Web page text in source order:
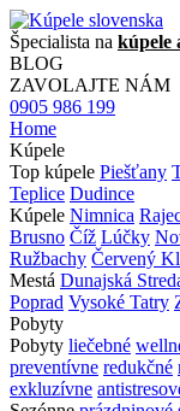
Špecialista na kúpele
BLOG
ZAVOLAJTE NÁM
0905 986 199
Home
Kúpele
Top kúpele Piešťany
Teplice Dudince
Kúpele Nimnica
Brusno Číž Lúčky
Ružbachy Červený
Mestá Dunajská
Poprad Vysoké Tatry
Pobyty
Pobyty liečebné
preventívne redukčné
exkluzívne